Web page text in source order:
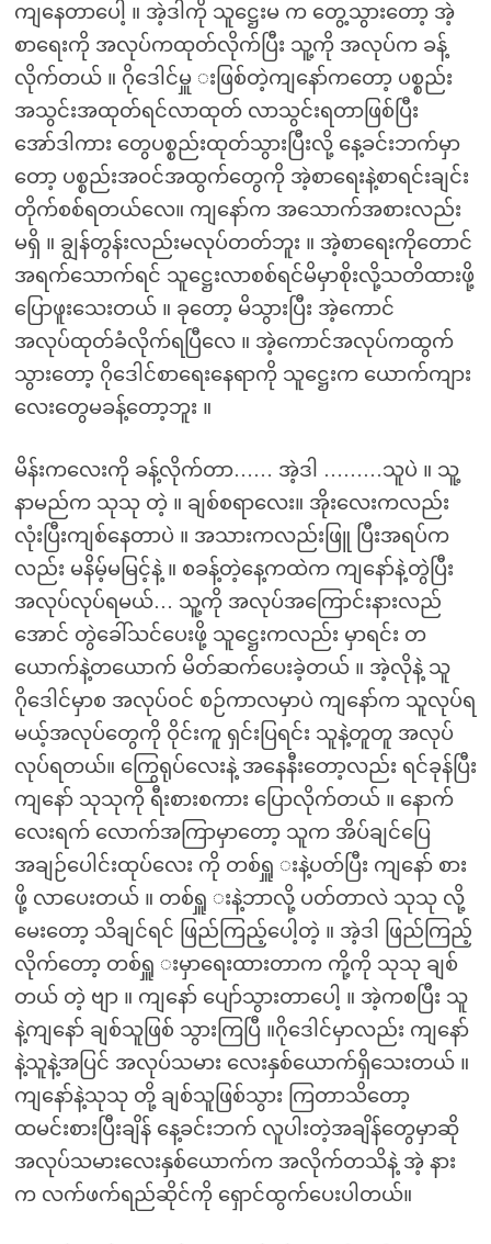
ကျနေတာပေါ့ ။ အဲ့ဒါကို သူဋ္ဌေးမ က တွေ့သွားတော့ အဲ့
စာရေးကို အလုပ်ကထုတ်လိုက်ပြီး သူ့ကို အလုပ်က ခန့်
လိုက်တယ် ။ ဂိုဒေါင်မှူ းဖြစ်တဲ့ကျနော်ကတော့ ပစ္စည်း
အသွင်းအထုတ်ရင်လာထုတ် လာသွင်းရတာဖြစ်ပြီး
အော်ဒါကား တွေပစ္စည်းထုတ်သွားပြီးလို့ နေ့ခင်းဘက်မှာ
တော့ ပစ္စည်းအဝင်အထွက်တွေကို အဲ့စာရေးနဲ့စာရင်းချင်း
တိုက်စစ်ရတယ်လေ။ ကျနော်က အသောက်အစားလည်း
မရှိ ။ ချွန်တွန်းလည်းမလုပ်တတ်ဘူး ။ အဲ့စာရေးကိုတောင်
အရက်သောက်ရင် သူဋ္ဌေးလာစစ်ရင်မိမှာစိုးလို့သတိထားဖို့
ပြောဖူးသေးတယ် ။ ခုတော့ မိသွားပြီး အဲ့ကောင်
အလုပ်ထုတ်ခံလိုက်ရပြီလေ ။ အဲ့ကောင်အလုပ်ကထွက်
သွားတော့ ဂိုဒေါင်စာရေးနေရာကို သူဋ္ဌေးက ယောက်ကျား
လေးတွေမခန့်တော့ဘူး ။
မိန်းကလေးကို ခန့်လိုက်တာ…… အဲ့ဒါ ………သူပဲ ။ သူ့
နာမည်က သုသု တဲ့ ။ ချစ်စရာလေး။ အိုးလေးကလည်း
လုံးပြီးကျစ်နေတာပဲ ။ အသားကလည်းဖြူ ပြီးအရပ်က
လည်း မနိမ့်မမြင့်နဲ့ ။ စခန့်တဲ့နေ့ကထဲက ကျနော်နဲ့တွဲပြီး
အလုပ်လုပ်ရမယ်… သူ့ကို အလုပ်အကြောင်းနားလည်
အောင် တွဲခေါ်သင်ပေးဖို့ သူဋ္ဌေးကလည်း မှာရင်း တ
ယောက်နဲ့တယောက် မိတ်ဆက်ပေးခဲ့တယ် ။ အဲ့လိုနဲ့ သူ
ဂိုဒေါင်မှာစ အလုပ်ဝင် စဉ်ကာလမှာပဲ ကျနော်က သူလုပ်ရ
မယ့်အလုပ်တွေကို ဝိုင်းကူ ရှင်းပြရင်း သူနဲ့တူတူ အလုပ်
လုပ်ရတယ်။ ကြွေရုပ်လေးနဲ့ အနေနီးတော့လည်း ရင်ခုန်ပြီး
ကျနော် သုသုကို ရီးစားစကား ပြောလိုက်တယ် ။ နောက်
လေးရက် လောက်အကြာမှာတော့ သူက အိပ်ချင်ပြေ
အချဉ်ပေါင်းထုပ်လေး ကို တစ်ရှူ းနဲ့ပတ်ပြီး ကျနော် စား
ဖို့ လာပေးတယ် ။ တစ်ရှူ းနဲ့ဘာလို့ ပတ်တာလဲ သုသု လို့
မေးတော့ သိချင်ရင် ဖြည်ကြည့်ပေါ့တဲ့ ။ အဲ့ဒါ ဖြည်ကြည့်
လိုက်တော့ တစ်ရှူ းမှာရေးထားတာက ကို့ကို သုသု ချစ်
တယ် တဲ့ ဗျာ ။ ကျနော် ပျော်သွားတာပေါ့ ။ အဲ့ကစပြီး သူ
နဲ့ကျနော် ချစ်သူဖြစ် သွားကြပြီ ။ဂိုဒေါင်မှာလည်း ကျနော်
နဲ့သူနဲ့အပြင် အလုပ်သမား လေးနှစ်ယောက်ရှိသေးတယ် ။
ကျနော်နဲ့သုသု တို့ ချစ်သူဖြစ်သွား ကြတာသိတော့
ထမင်းစားပြီးချိန် နေ့ခင်းဘက် လူပါးတဲ့အချိန်တွေမှာဆို
အလုပ်သမားလေးနှစ်ယောက်က အလိုက်တသိနဲ့ အဲ့ နား
က လက်ဖက်ရည်ဆိုင်ကို ရှောင်ထွက်ပေးပါတယ်။